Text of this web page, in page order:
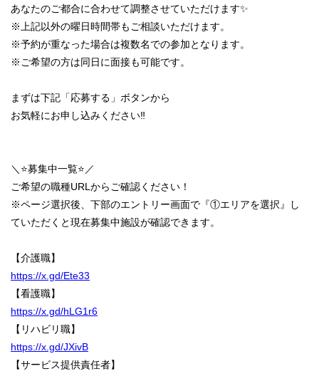
あなたのご都合に合わせて調整させていただけます✨️
※上記以外の曜日時間帯もご相談いただけます。
※予約が重なった場合は複数名での参加となります。
※ご希望の方は同日に面接も可能です。
まずは下記「応募する」ボタンから
お気軽にお申し込みください‼️
＼⭐️募集中一覧⭐️／
ご希望の職種URLからご確認ください！
※ページ選択後、下部のエントリー画面で『①エリアを選択』し
ていただくと現在募集中施設が確認できます。
【介護職】
https://x.gd/Ete33
【看護職】
https://x.gd/hLG1r6
【リハビリ職】
https://x.gd/JXivB
【サービス提供責任者】